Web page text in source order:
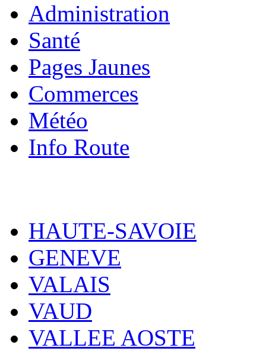
Administration
Santé
Pages Jaunes
Commerces
Météo
Info Route
HAUTE-SAVOIE
GENEVE
VALAIS
VAUD
VALLEE AOSTE